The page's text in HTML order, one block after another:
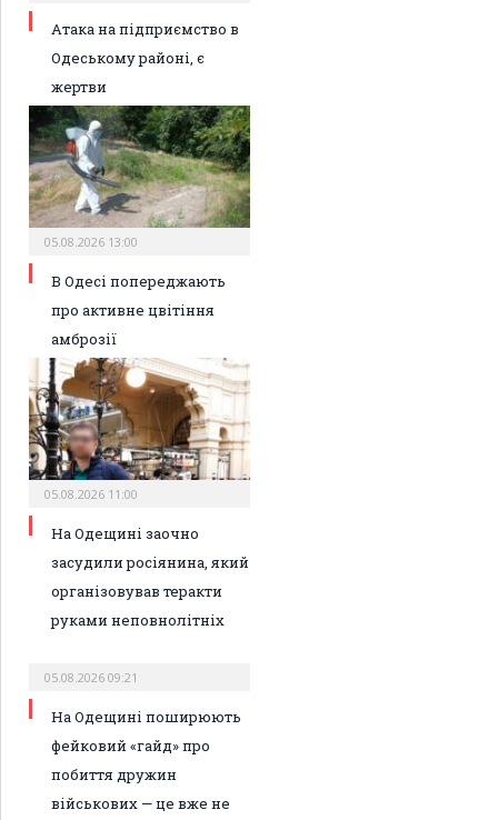
Атака на підприємство в
Одеському районі, є
жертви
05.08.2026 13:00
В Одесі попереджають
про активне цвітіння
амброзії
05.08.2026 11:00
На Одещині заочно
засудили росіянина, який
організовував теракти
руками неповнолітніх
05.08.2026 09:21
На Одещині поширюють
фейковий «гайд» про
побиття дружин
військових — це вже не